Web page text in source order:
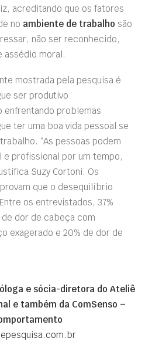
acreditando que os fatores
no ambiente de trabalho são
não ser reconhecido,
assédio moral.
mostrada pela pesquisa é
ser produtivo
enfrentando problemas
ter uma boa vida pessoal se
“As pessoas podem
e profissional por um tempo,
Suzy Cortoni. Os
que o desequilíbrio
os entrevistados, 37%
dor de cabeça com
exagerado e 20% de dor de
e sócia-diretora do Ateliê
e também da ComSenso –